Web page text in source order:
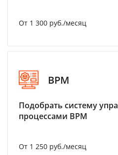
От 1 300 руб./месяц
BPM
Подобрать систему
процессами BPM
От 1 250 руб./месяц